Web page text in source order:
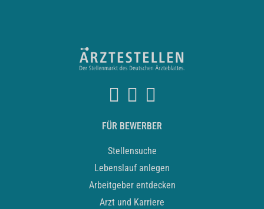
FÜR BEWERBER
Stellensuche
Lebenslauf anlegen
Arbeitgeber entdecken
Arzt und Karriere